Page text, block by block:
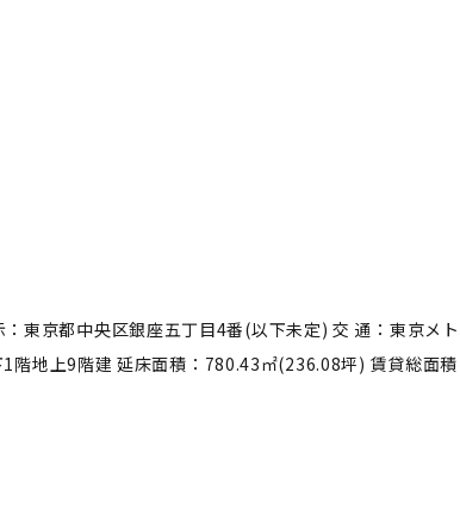
東京都中央区銀座五丁目4番(以下未定) 交 通：東京
地上9階建 延床面積：780.43㎡(236.08坪) 賃貸総面